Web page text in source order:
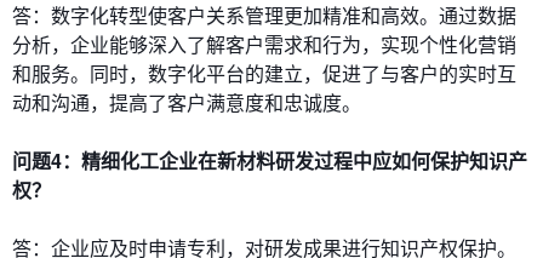
答：数字化转型使客户关系管理更加精准和高效。通过数据
分析，企业能够深入了解客户需求和行为，实现个性化营销
和服务。同时，数字化平台的建立，促进了与客户的实时互
动和沟通，提高了客户满意度和忠诚度。
问题4：精细化工企业在新材料研发过程中应如何保护知识产
权？
答：企业应及时申请专利，对研发成果进行知识产权保护。